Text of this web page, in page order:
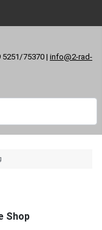
5251/75370 | info@2-rad-
Shop